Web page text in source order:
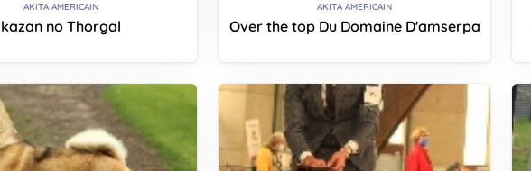
AKITA AMERICAIN
kazan no Thorgal
AKITA AMERICAIN
Over the top Du Domaine D'amserpa